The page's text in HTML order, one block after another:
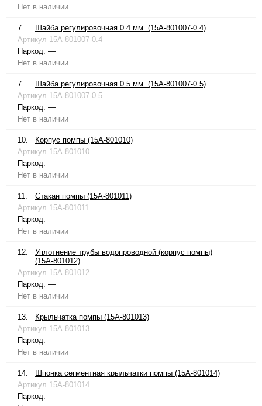
Нет в наличии
7.
Шайба регулировочная 0.4 мм. (15A-801007-0.4)
Артикул 15A-801007-0.4
Паркод: —
Нет в наличии
7.
Шайба регулировочная 0.5 мм. (15A-801007-0.5)
Артикул 15A-801007-0.5
Паркод: —
Нет в наличии
10.
Корпус помпы (15A-801010)
Артикул 15A-801010
Паркод: —
Нет в наличии
11.
Стакан помпы (15A-801011)
Артикул 15A-801011
Паркод: —
Нет в наличии
12.
Уплотнение трубы водопроводной (корпус помпы)
(15A-801012)
Артикул 15A-801012
Паркод: —
Нет в наличии
13.
Крыльчатка помпы (15A-801013)
Артикул 15A-801013
Паркод: —
Нет в наличии
14.
Шпонка сегментная крыльчатки помпы (15A-801014)
Артикул 15A-801014
Паркод: —